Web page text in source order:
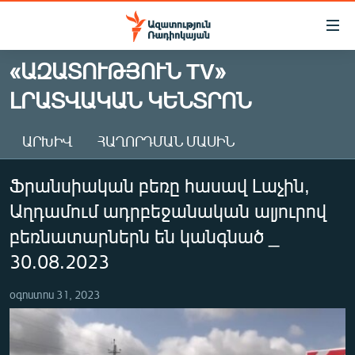
Մատչելիության
Անցնել
հիմնական
բովանդակությանը
հիմնական
ԱԶԱՏՈՒԹՅՈՒՆ TV
ՀԱՅԱՍՏԱՆ
ՔԱՂԱՔԱԿԱՆ
ԻՐԱՎՈՒՆՔ
ՀԱՍԱՐԱԿՈՒԹՅՈՒՆ
ՏՆՏԵՍՈՒԹՅՈՒՆ
ՊԱՏԵՐԱԶՄԻ 6 ՇԱԲԱԹՆԵՐԸ
ՏԱՐԱԾԱՇՐՋԱՆ
«ԱԶԱՏՈՒԹՅՈՒՆ TV»
ԼՐԱՏՎԱԿԱՆ ԿԵՆՏՐՈՆ
ԱՐԽԻՎ ՀԱՂՈՐԴՄԱՆ ՄԱՍԻՆ
Ֆրանսիական բեռը հասավ Լաչին,
Աղդամում ադրբեջանական ալյուրով
բեռնատարներն են կանգնած _
30.08.2023
օգոստոս 31, 2023